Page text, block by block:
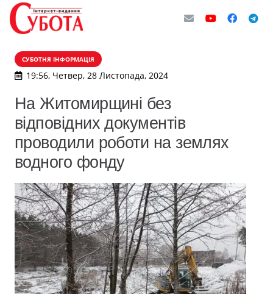
СУБОТНЯ ІНФОРМАЦІЯ
19:56, Четвер, 28 Листопада, 2024
На Житомирщині без
відповідних документів
проводили роботи на землях
водного фонду